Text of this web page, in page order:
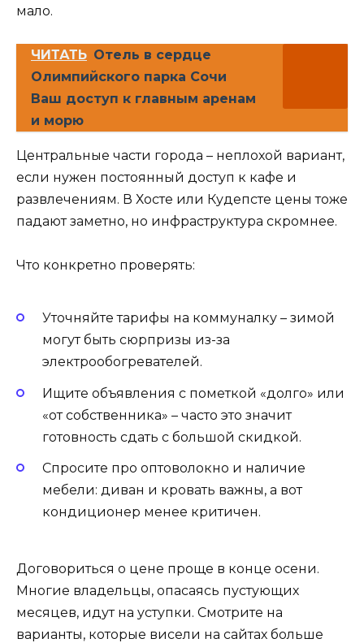
мало.
ЧИТАТЬ Отель в сердце
Олимпийского парка Сочи
Ваш доступ к главным аренам
и морю
Центральные части города – неплохой вариант,
если нужен постоянный доступ к кафе и
развлечениям. В Хосте или Кудепсте цены тоже
падают заметно, но инфраструктура скромнее.
Что конкретно проверять:
Уточняйте тарифы на коммуналку – зимой
могут быть сюрпризы из-за
электрообогревателей.
Ищите объявления с пометкой «долго» или
«от собственника» – часто это значит
готовность сдать с большой скидкой.
Спросите про оптоволокно и наличие
мебели: диван и кровать важны, а вот
кондиционер менее критичен.
Договориться о цене проще в конце осени.
Многие владельцы, опасаясь пустующих
месяцев, идут на уступки. Смотрите на
варианты, которые висели на сайтах больше